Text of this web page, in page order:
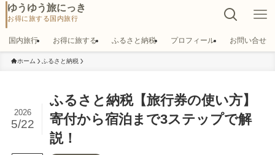
ゆうゆう旅にっき
国内旅行 お得に旅する ふるさと納税 プロフィール お問い合せ
ホーム ふるさと納税
ふるさと納税【旅行券の使い方】
寄付から宿泊まで3ステップで解
説！
2026
5/22